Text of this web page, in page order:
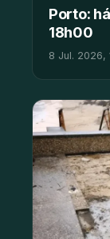
Porto:
18h00
8 Jul. 2026,